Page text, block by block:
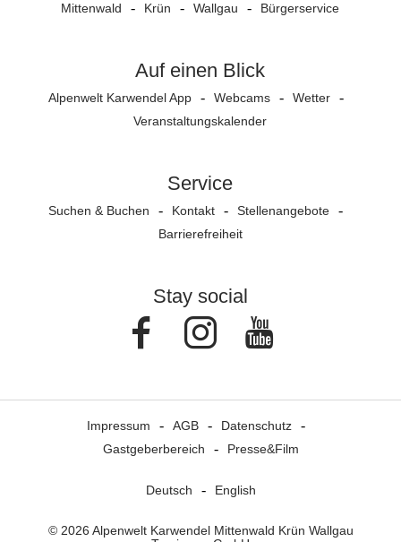
Mittenwald Krün Wallgau Bürgerservice
Auf einen Blick
Alpenwelt Karwendel App Webcams
Wetter
Veranstaltungs­kalender
Service
Suchen & Buchen Kontakt
Stellenangebote
Barrierefreiheit
Stay social
FacebookInstagram
Impressum AGB
Datenschutz
Gastgeberbereich
Presse&Film
Deutsch English
© 2026 Alpenwelt Karwendel Mittenwald Krün Wallgau